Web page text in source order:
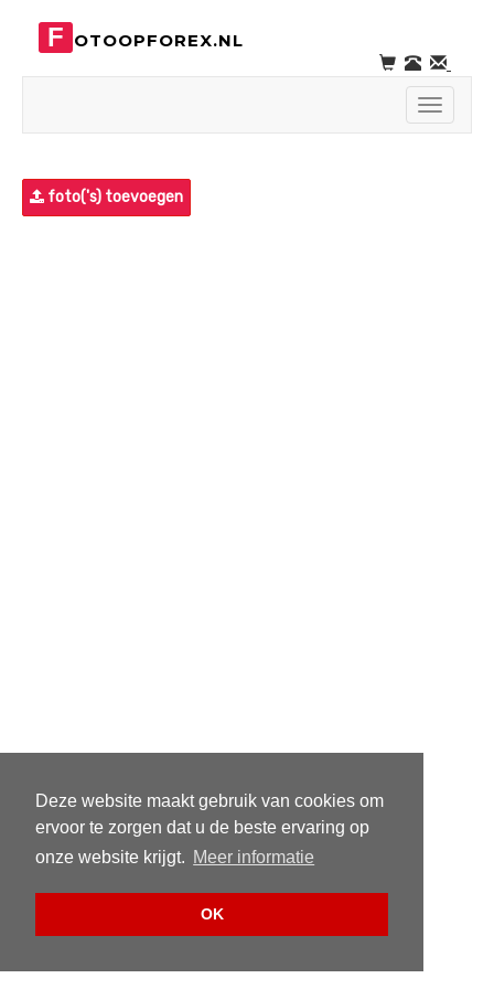
Deze website maakt gebruik van cookies om
ervoor te zorgen dat u de beste ervaring op
onze website krijgt. Meer informatie
OK
F OTOOPFOREX.NL
Toggle
foto('s) toevoegen